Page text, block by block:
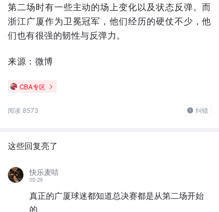
第二场时有一些主动的场上变化以及状态反弹。而
浙江广厦作为卫冕冠军，他们经历的硬仗不少，他
们也有很强的韧性与反弹力。
来源：微博
CBA专区
阅读 8573 纠错
这些回复亮了
快乐麦咭
05-26
真正的广厦球迷都知道总决赛都是从第二场开始
的